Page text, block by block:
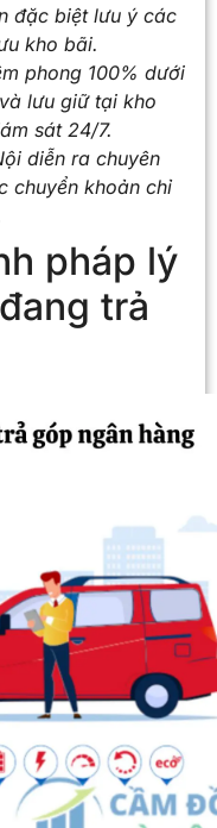
đặc biệt lưu ý các
kho bãi.
phong 100% dưới
lưu giữ tại kho
sát 24/7.
diễn ra chuyên
chuyển khoản chỉ
pháp lý
trả